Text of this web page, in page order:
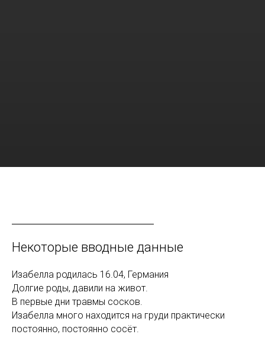
Некоторые вводные данные
Изабелла родилась 16.04, Германия
Долгие роды, давили на живот.
В первые дни травмы сосков.
Изабелла много находится на груди практически
постоянно, постоянно сосёт.